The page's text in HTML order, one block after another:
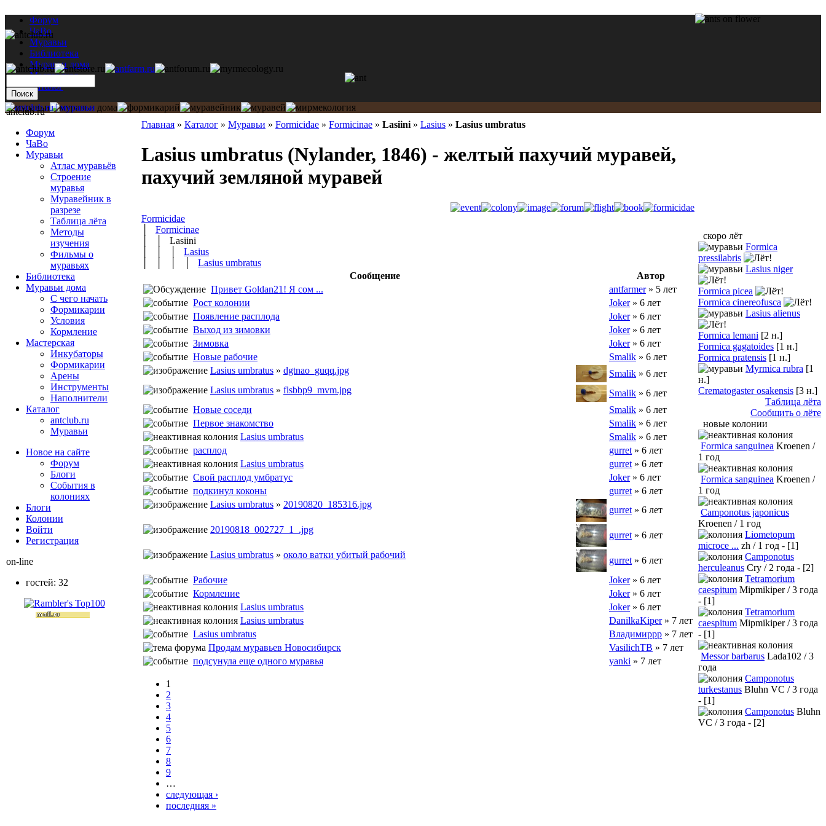
Форум
ЧаВо
Муравьи
Библиотека
Муравьи дома
Мастерская
Каталог
Главная » Каталог » Муравьи » Formicidae » Formicinae » Lasiini » Lasius » Lasius umbratus
Lasius umbratus (Nylander, 1846) - желтый пахучий муравей,
пахучий земляной муравей
Formicidae
Formicinae
│ │ Lasiini
Lasius
Lasius umbratus
Сообщение
Автор
Привет Goldan21! Я сом ...
antfarmer» 5 лет
Рост колонии
Joker» 6 лет
Появление расплода
Joker» 6 лет
Выход из зимовки
Joker» 6 лет
Зимовка
Joker» 6 лет
Новые рабочие
Smalik » 6 лет
Lasius umbratus » dgtnao_guqq.jpg Smalik » 6 лет
Lasius umbratus » flsbbp9_mvm.jpg Smalik » 6 лет
Новые соседи
Smalik » 6 лет
Первое знакомство
Smalik » 6 лет
Lasius umbratus
Smalik » 6 лет
расплод
gurret » 6 лет
Lasius umbratus
gurret » 6 лет
Свой расплод умбратус
Joker» 6 лет
подкинул коконы
gurret » 6 лет
Lasius umbratus » 20190820_185316.jpg
gurret » 6 лет
20190818_002727_1_.jpg
gurret » 6 лет
Lasius umbratus » около ватки убитый рабочий
gurret » 6 лет
Рабочие
Joker» 6 лет
Кормление
Joker» 6 лет
Lasius umbratus
Joker» 6 лет
Lasius umbratus
DanilkaKiper» 7 лет
Lasius umbratus
Владимиррр » 7 лет
Продам муравьев Новосибирск
VasilichТВ » 7 лет
подсунула еще одного муравья
yanki » 7 лет
1
2
3
4
5
6
7
8
9
…
следующая ›
последняя »
antclub.ru
Форум
ЧаВо
Муравьи
Атлас муравьёв
Строение
муравья
Муравейник в
разрезе
Таблица лёта
Методы
изучения
Фильмы о
муравьях
Библиотека
Муравьи дома
С чего начать
Формикарии
Условия
Кормление
Мастерская
Инкубаторы
Формикарии
Арены
Инструменты
Наполнители
Каталог
antclub.ru
Муравьи
Новое на сайте
Форум
Блоги
События в
колониях
Блоги
Колонии
Войти
Peгиcтpaция
on-line
гостей: 32
скоро лёт
Formica
pressilabris
Lasius niger
Formica picea
Formica cinereofusca
Lasius alienus
Formica lemani [2 н.]
Formica gagatoides [1 н.]
Formica pratensis [1 н.]
Myrmica rubra [1
н.]
Crematogaster osakensis [3 н.]
Таблица лёта
Сообщить о лёте
новые колонии
Formica sanguinea Kroenen /
1 год
Formica sanguinea Kroenen /
1 год
Camponotus japonicus
Kroenen / 1 год
Liometopum
microce ... zh / 1 год - [1]
Camponotus
herculeanus Cry / 2 года - [2]
Tetramorium
caespitum Mipmikiper / 3 года
- [1]
Tetramorium
caespitum Mipmikiper / 3 года
- [1]
Messor barbarus Lada102 / 3
года
Camponotus
turkestanus Bluhn VC / 3 года
- [1]
Camponotus Bluhn
VC / 3 года - [2]